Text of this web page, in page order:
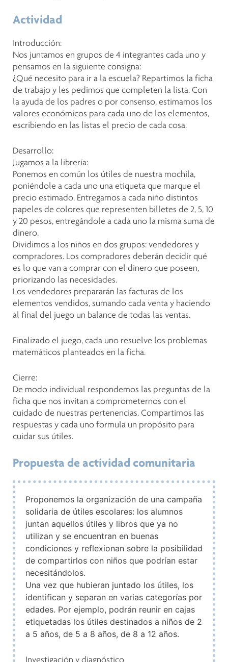
Actividad
Introducción:
Nos juntamos en grupos de 4 integrantes cada uno y
pensamos en la siguiente consigna:
¿Qué necesito para ir a la escuela? Repartimos la ficha
de trabajo y les pedimos que completen la lista. Con
la ayuda de los padres o por consenso, estimamos los
valores económicos para cada uno de los elementos,
escribiendo en las listas el precio de cada cosa.
Desarrollo:
Jugamos a la librería:
Ponemos en común los útiles de nuestra mochila,
poniéndole a cada uno una etiqueta que marque el
precio estimado. Entregamos a cada niño distintos
papeles de colores que representen billetes de 2, 5, 10
y 20 pesos, entregándole a cada uno la misma suma de
dinero.
Dividimos a los niños en dos grupos: vendedores y
compradores. Los compradores deberán decidir qué
es lo que van a comprar con el dinero que poseen,
priorizando las necesidades.
Los vendedores prepararán las facturas de los
elementos vendidos, sumando cada venta y haciendo
al final del juego un balance de todas las ventas.
Finalizado el juego, cada uno resuelve los problemas
matemáticos planteados en la ficha.
Cierre:
De modo individual respondemos las preguntas de la
ficha que nos invitan a comprometernos con el
cuidado de nuestras pertenencias. Compartimos las
respuestas y cada uno formula un propósito para
cuidar sus útiles.
Propuesta de actividad comunitaria
Proponemos la organización de una campaña
solidaria de útiles escolares: los alumnos
juntan aquellos útiles y libros que ya no
utilizan y se encuentran en buenas
condiciones y reflexionan sobre la posibilidad
de compartirlos con niños que podrían estar
necesitándolos.
Una vez que hubieran juntado los útiles, los
identifican y separan en varias categorías por
edades. Por ejemplo, podrán reunir en cajas
etiquetadas los útiles destinados a niños de 2
a 5 años, de 5 a 8 años, de 8 a 12 años.
Investigación y diagnóstico